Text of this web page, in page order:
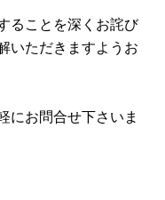
ることを深くお詫び
いただきますようお
にお問合せ下さいま